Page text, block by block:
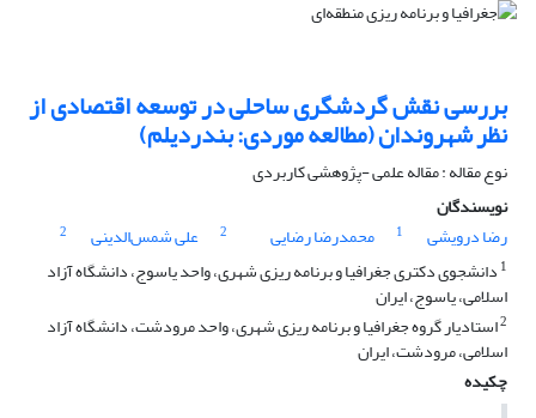
بررسی نقش گردشگری ساحلی در توسعه اقتصادی از
نظر شهروندان (مطالعه موردی: بندردیلم)
نوع مقاله : مقاله علمی -پژوهشی کاربردی
نویسندگان
رضا درویشی
1 محمدرضا رضایی 2 علی شمس‌الدینی
2
1 دانشجوی دکتری جغرافیا و برنامه ریزی شهری، واحد یاسوج، دانشگاه آزاد
اسلامی، یاسوج، ایران
2استادیار گروه جغرافیا و برنامه ریزی شهری، واحد مرودشت، دانشگاه آزاد
اسلامی، مرودشت، ایران
چکیده